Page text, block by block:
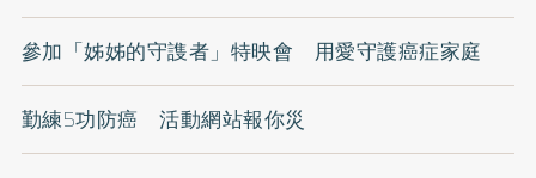
參加「姊姊的守謢者」特映會 用愛守護癌症家庭
勤練5功防癌 活動網站報你災